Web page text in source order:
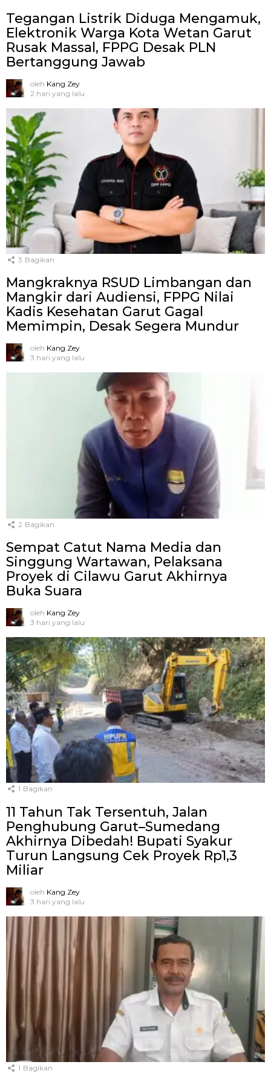
Tegangan Listrik Diduga Mengamuk,
Elektronik Warga Kota Wetan Garut
Rusak Massal, FPPG Desak PLN
Bertanggung Jawab
oleh Kang Zey
2 hari yang lalu
3 Bagikan
Mangkraknya RSUD Limbangan dan
Mangkir dari Audiensi, FPPG Nilai
Kadis Kesehatan Garut Gagal
Memimpin, Desak Segera Mundur
oleh Kang Zey
3 hari yang lalu
2 Bagikan
Sempat Catut Nama Media dan
Singgung Wartawan, Pelaksana
Proyek di Cilawu Garut Akhirnya
Buka Suara
oleh Kang Zey
3 hari yang lalu
1 Bagikan
11 Tahun Tak Tersentuh, Jalan
Penghubung Garut–Sumedang
Akhirnya Dibedah! Bupati Syakur
Turun Langsung Cek Proyek Rp1,3
Miliar
oleh Kang Zey
3 hari yang lalu
1 Bagikan